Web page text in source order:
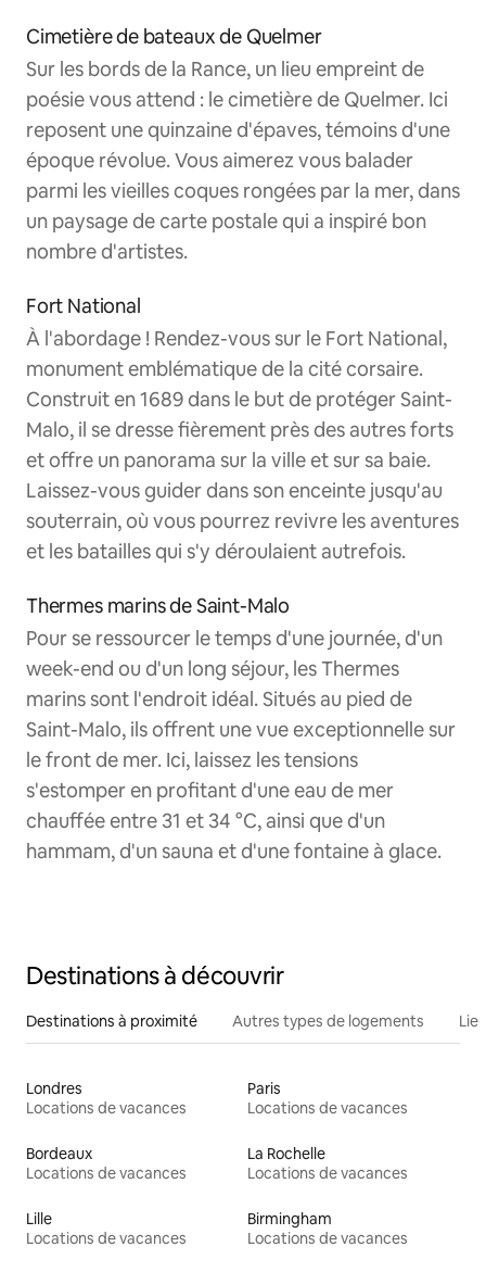
Cimetière de bateaux de Quelmer
Sur les bords de la Rance, un lieu empreint de
poésie vous attend : le cimetière de Quelmer. Ici
reposent une quinzaine d'épaves, témoins d'une
époque révolue. Vous aimerez vous balader
parmi les vieilles coques rongées par la mer, dans
un paysage de carte postale qui a inspiré bon
nombre d'artistes.
Fort National
À l'abordage ! Rendez-vous sur le Fort National,
monument emblématique de la cité corsaire.
Construit en 1689 dans le but de protéger Saint-
Malo, il se dresse fièrement près des autres forts
et offre un panorama sur la ville et sur sa baie.
Laissez-vous guider dans son enceinte jusqu'au
souterrain, où vous pourrez revivre les aventures
et les batailles qui s'y déroulaient autrefois.
Thermes marins de Saint-Malo
Pour se ressourcer le temps d'une journée, d'un
week-end ou d'un long séjour, les Thermes
marins sont l'endroit idéal. Situés au pied de
Saint-Malo, ils offrent une vue exceptionnelle sur
le front de mer. Ici, laissez les tensions
s'estomper en profitant d'une eau de mer
chauffée entre 31 et 34 °C, ainsi que d'un
hammam, d'un sauna et d'une fontaine à glace.
Destinations à découvrir
Destinations à proximité Autres types de logements
Londres
Locations de vacances
Paris
Locations de vacances
Bordeaux
Locations de vacances
La Rochelle
Locations de vacances
Lille
Locations de vacances
Birmingham
Locations de vacances